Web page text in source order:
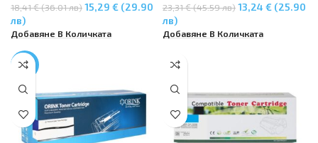
18,41 € (36.01 лв)15,29 € (29.90
лв)
Добавяне В Количката
23,31 € (45.59 лв)13,24 € (25.90
лв)
Добавяне В Количката
-17%